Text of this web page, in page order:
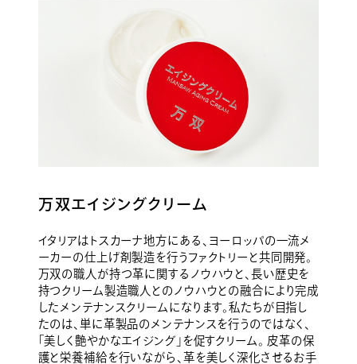
万双エイジングクリーム
イタリアはトスカーナ地方にある、ヨーロッパの一流メ
ーカーの仕上げ剤製造を行うファクトリーと共同開発。
万双の職人が持つ革に関するノウハウと、長い歴史を
持つクリーム製造職人とのノウハウとの融合により完成
したメンテナンスクリームになります。私たちが目指し
たのは、単に革製品のメンテナンスを行うのではなく、
「美しく艶やかなエイジング」を促すクリーム。 皮革の保
護と栄養補給を行いながら、革を美しく深化させるお手